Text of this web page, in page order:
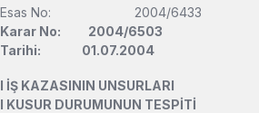
Esas No: 2004/6433
Karar No: 2004/6503
Tarihi: 01.07.2004
l İŞ KAZASININ UNSURLARI
l KUSUR DURUMUNUN TESPİTİ